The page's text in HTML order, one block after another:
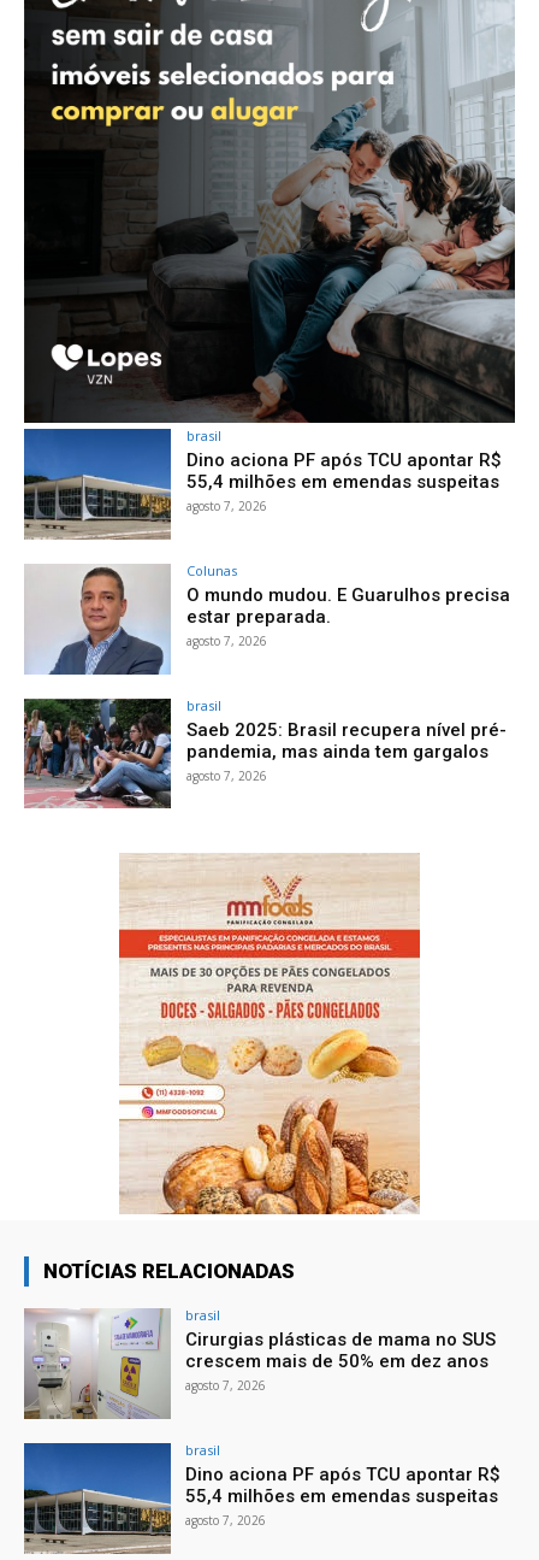
brasil
Dino aciona PF após TCU apontar R$
55,4 milhões em emendas suspeitas
agosto 7, 2026
Colunas
O mundo mudou. E Guarulhos precisa
estar preparada.
agosto 7, 2026
brasil
Saeb 2025: Brasil recupera nível pré-
pandemia, mas ainda tem gargalos
agosto 7, 2026
NOTÍCIAS RELACIONADAS
brasil
Cirurgias plásticas de mama no SUS
crescem mais de 50% em dez anos
agosto 7, 2026
brasil
Dino aciona PF após TCU apontar R$
55,4 milhões em emendas suspeitas
agosto 7, 2026